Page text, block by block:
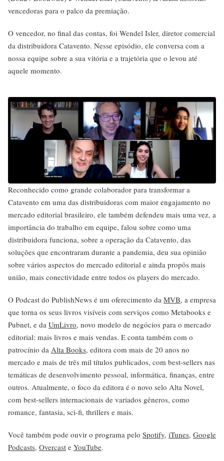
vencedoras para o palco da premiação.
O vencedor, no final das contas, foi Wendel Isler, diretor comercial
da distribuidora Catavento. Nesse episódio, ele conversa com a
nossa equipe sobre a sua vitória e a trajetória que o levou até
aquele momento.
Reconhecido como grande colaborador para transformar a
Catavento em uma das distribuidoras com maior engajamento no
mercado editorial brasileiro, ele também defendeu mais uma vez, a
importância do trabalho em equipe, falou sobre como uma
distribuidora funciona, sobre a operação da Catavento, das
soluções que encontraram durante a pandemia, deu sua opinião
sobre vários aspectos do mercado editorial e ainda propôs mais
união, mais conectividade entre todos os players do mercado.
O Podcast do PublishNews é um oferecimento da MVB, a empresa
que torna os seus livros visíveis com serviços como Metabooks e
Pubnet, e da UmLivro, novo modelo de negócios para o mercado
editorial: mais livros e mais vendas. E conta também com o
patrocínio da Alta Books, editora com mais de 20 anos no
mercado e mais de três mil títulos publicados, com best-sellers nas
temáticas de desenvolvimento pessoal, informática, finanças, entre
outros. Atualmente, o foco da editora é o novo selo Alta Novel,
com best-sellers internacionais de variados gêneros, como
romance, fantasia, sci-fi, thrillers e mais.
Você também pode ouvir o programa pelo Spotify, iTunes, Google
Podcasts, Overcast e YouTube.